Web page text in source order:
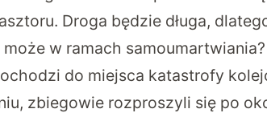
Droga będzie długa,
w ramach samoumartwiania?
do miejsca katastrofy
zbiegowie rozproszyli się po